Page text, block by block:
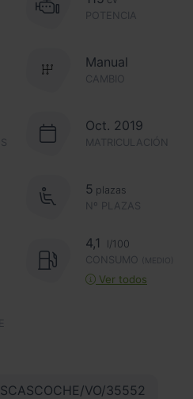
POTENCIA
CAMBIO
Manual
Oct. 2019
MATRICULACIÓN
Nº PLAZAS
5 plazas
4,1
l/100
CONSUMO
(MEDIO)
Ver todos
VO/35552